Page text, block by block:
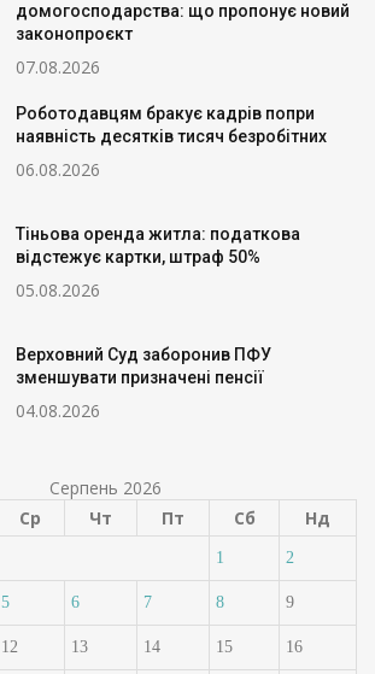
домогосподарства: що пропонує новий
законопроєкт
07.08.2026
Роботодавцям бракує кадрів попри
наявність десятків тисяч безробітних
06.08.2026
Тіньова оренда житла: податкова
відстежує картки, штраф 50%
05.08.2026
Верховний Суд заборонив ПФУ
зменшувати призначені пенсії
04.08.2026
Серпень 2026
Ср Чт Пт Сб Нд
1 2
5 6 7 8 9
12 13 14 15 16